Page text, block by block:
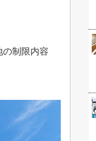
制限内容